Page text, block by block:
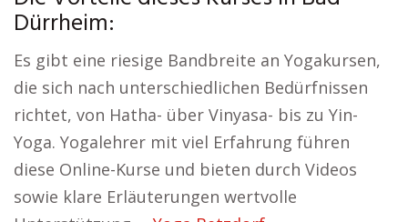
Dürrheim:
Es gibt eine riesige Bandbreite an Yogakursen,
die sich nach unterschiedlichen Bedürfnissen
richtet, von Hatha- über Vinyasa- bis zu Yin-
Yoga. Yogalehrer mit viel Erfahrung führen
diese Online-Kurse und bieten durch Videos
sowie klare Erläuterungen wertvolle